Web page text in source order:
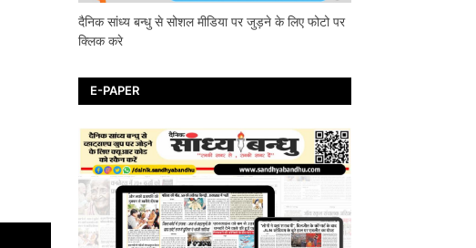
दैनिक सांध्य बन्धु से सोशल मीडिया पर जुड़ने के लिए फोटो पर
क्लिक करे
E-PAPER